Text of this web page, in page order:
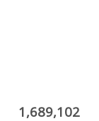
1,689,102